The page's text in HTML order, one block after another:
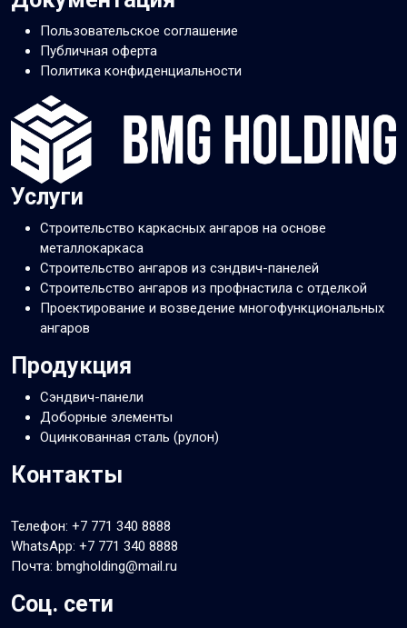
Пользовательское соглашение
Публичная оферта
Политика конфиденциальности
Услуги
Строительство каркасных ангаров на основе
металлокаркаса
Строительство ангаров из сэндвич-панелей
Строительство ангаров из профнастила с отделкой
Проектирование и возведение многофункциональных
ангаров
Продукция
Сэндвич-панели
Доборные элементы
Оцинкованная сталь (рулон)
Контакты
Телефон: +7 771 340 8888
WhatsApp: +7 771 340 8888
Почта: bmgholding@mail.ru
Соц. сети